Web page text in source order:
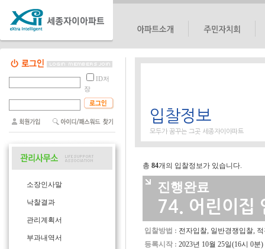
단지소개
단지평형도
편의시설
대표회의
ID저
장
소장인사말
낙찰결과
관리계획서
부과내역서
입찰정보
모두가 꿈꾸는 그곳 세종자이아파트
총 84개의 입찰정보가 있습니다.
진행완료
74. 어린이집
입찰방법 : 전자입찰, 일반경쟁입찰,
등록시작 : 2023년 10월 25일(16시 0분)